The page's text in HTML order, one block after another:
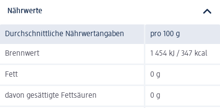
Nährwerte
Durchschnittliche Nährwertangaben pro 100 g
Brennwert 1 454 kJ / 347 kcal
Fett 0 g
davon gesättigte Fettsäuren 0 g